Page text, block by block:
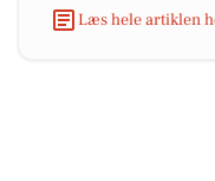
Læs hele artiklen